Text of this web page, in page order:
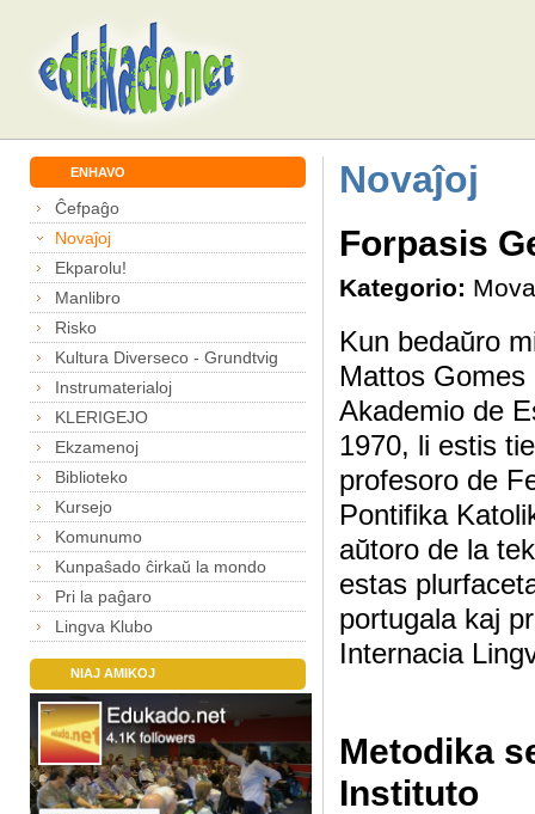
ENHAVO
Ĉefpaĝo
Novaĵoj
Ekparolu!
Manlibro
Risko
Kultura Diverseco - Grundtvig
Instrumaterialoj
KLERIGEJO
Ekzamenoj
Biblioteko
Kursejo
Komunumo
Kunpaŝado ĉirkaŭ la mondo
Pri la paĝaro
Lingva Klubo
NIAJ AMIKOJ
Novaĵoj
Forpasis
Kategorio:
Kun bedaŭro
Mattos
Akademio de
1970, li estis
profesoro de
Pontifika
aŭtoro de la
estas
portugala kaj
Internacia
Metodika
Instituto